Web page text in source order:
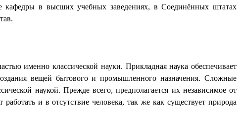
в высших учебных заведениях, в Соединённых штатах
именно классической науки. Прикладная наука обеспечивает
вещей бытового и промышленного назначения. Сложные
наукой. Прежде всего, предполагается их независимое от
и в отсутствие человека, так же как существует природа